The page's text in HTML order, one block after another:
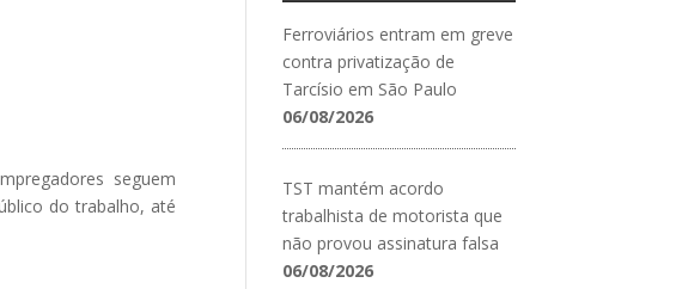
seguem
do trabalho, até
Ferroviários entram em greve
contra privatização de
Tarcísio em São Paulo
06/08/2026
TST mantém acordo
trabalhista de motorista que
não provou assinatura falsa
06/08/2026